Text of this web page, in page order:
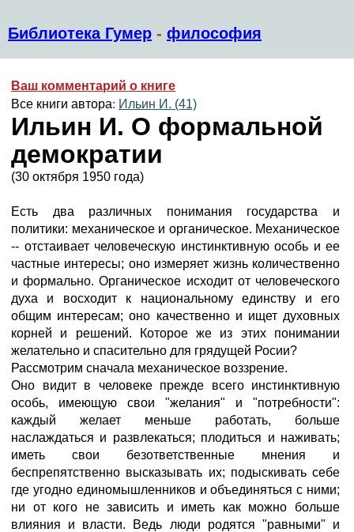
Библиотека Гумер - философия
Ваш комментарий о книге
Все книги автора: Ильин И. (41)
Ильин И. О формальной
демократии
(30 октября 1950 года)
Есть два различных понимания государства и
политики: механическое и органическое. Механическое
-- отстаивает человеческую инстинктивную особь и ее
частные интересы; оно измеряет жизнь количественно
и формально. Органическое исходит от человеческого
духа и восходит к национальному единству и его
общим интересам; оно качественно и ищет духовных
корней и решений. Которое же из этих понимании
желательно и спасительно для грядущей Росии?
Рассмотрим сначала механическое воззрение.
Оно видит в человеке прежде всего инстинктивную
особь, имеющую свои "желания" и "потребности":
каждый желает меньше работать, больше
наслаждаться и развлекаться; плодиться и наживать;
иметь свои безответственные мнения и
беспрепятственно высказывать их; подыскивать себе
где угодно единомышленников и объединяться с ними;
ни от кого не зависить и иметь как можно больше
влияния и власти. Ведь люди родятся "равными" и